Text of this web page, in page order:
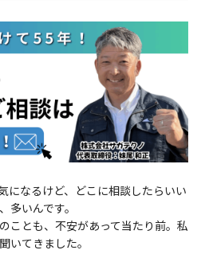
になるけど、どこに相談したらいい
いんです。
ことも、不安があって当たり前。私
いてきました。